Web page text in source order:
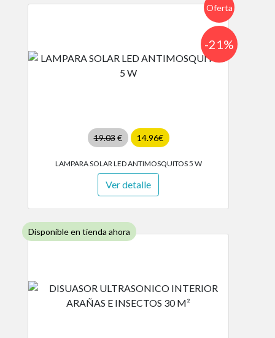
Oferta
19.03€ 14.96€
-21%
LAMPARA SOLAR LED ANTIMOSQUITOS 5 W
Ver detalle
Disponible en tienda ahora